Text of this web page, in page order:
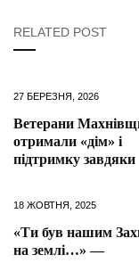
RELATED POST
27 БЕРЕЗНЯ, 2026
Ветерани
отримали «дім» і
підтримку завдяки
18 ЖОВТНЯ, 2025
«Ти був нашим
на землі…» —